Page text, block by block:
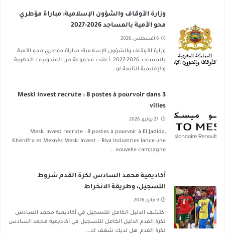
وزارة الأوقاف والشؤون الإسلامية: مباراة مؤطري
محو الأمية بالمساجد 2026-2027
6 أغسطس, 2026
وزارة الأوقاف والشؤون الإسلامية: مباراة مؤطري محو الأمية
بالمساجد 2026-2027 أعلنت مجموعة من المندوبيات الجهوية
والإقليمية التابعة لو...
Meski Invest recrute : 8 postes à pourvoir dans 3
villes
27 يوليو, 2026
Meski Invest recrute : 8 postes à pourvoir à El Jadida,
Khénifra et Meknès Meski Invest – Riva Industries lance une
nouvelle campagne ...
أكاديمية محمد السادس لكرة القدم شروط
التسجيل، وطريقة الانخراط
9 مايو, 2026
اكتشف الدليل الكامل للتسجيل في أكاديمية محمد السادس
لكرة القدم الدليل الكامل للتسجيل في أكاديمية محمد السادس
لكرة القدم هل لديك شغف ك...